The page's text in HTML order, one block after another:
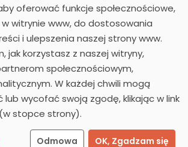
Moose Centrum Języków Obcych
oferować funkcje społecznościowe,
witrynie www, do dostosowania
i ulepszenia naszej strony www.
jak korzystasz z naszej witryny,
społecznościowym,
W każdej chwili mogą
lub wycofać swoją zgodę, klikając w link
stopce strony).
Odmowa OK, Zgadzam się